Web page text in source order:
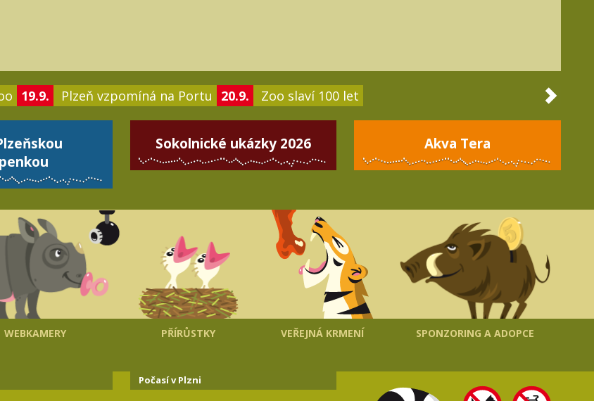
19.9. Plzeň vzpomíná na Portu 20.9. Zoo slaví 100 let
Sokolnické ukázky 2026 Akva Tera
WEBKAMERY PŘÍRŮSTKY VEŘEJNÁ KRMENÍ SPONZORING A ADOPCE
Počasí v Plzni